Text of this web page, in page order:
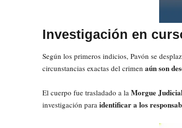
Investigación en
Según los primeros indicios, Pavón se
circunstancias exactas del crimen aún son
El cuerpo fue trasladado a la Morgue
investigación para identificar a los